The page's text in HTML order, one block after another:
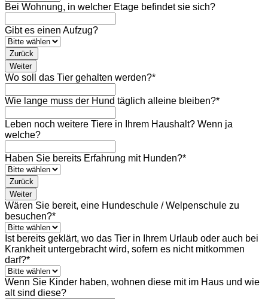
Bei Wohnung, in welcher Etage befindet sie sich?
Gibt es einen Aufzug?
Zurück
Weiter
Wo soll das Tier gehalten werden?*
Wie lange muss der Hund täglich alleine bleiben?*
Leben noch weitere Tiere in Ihrem Haushalt? Wenn ja
welche?
Haben Sie bereits Erfahrung mit Hunden?*
Zurück
Weiter
Wären Sie bereit, eine Hundeschule / Welpenschule zu
besuchen?*
Ist bereits geklärt, wo das Tier in Ihrem Urlaub oder auch bei
Krankheit untergebracht wird, sofern es nicht mitkommen
darf?*
Wenn Sie Kinder haben, wohnen diese mit im Haus und wie
alt sind diese?